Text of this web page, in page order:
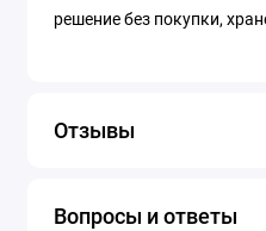
решение без покупки,
Отзывы
Вопросы и ответы